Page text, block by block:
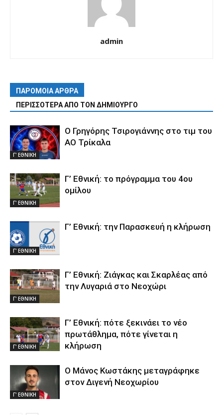
admin
ΠΑΡΟΜΟΙΑ ΑΡΘΡΑ
ΠΕΡΙΣΣΟΤΕΡΑ ΑΠΟ ΤΟΝ ΔΗΜΙΟΥΡΓΟ
Γ' ΕΘΝΙΚΗ
Ο Γρηγόρης Τσιρογιάννης στο τιμ του
ΑΟ Τρίκαλα
Γ' ΕΘΝΙΚΗ
Γ’ Εθνική: το πρόγραμμα του 4ου
ομίλου
Γ' ΕΘΝΙΚΗ
Γ’ Εθνική: την Παρασκευή η κλήρωση
Γ' ΕΘΝΙΚΗ
Γ’ Εθνική: Ζιάγκας και Σκαρλέας από
την Λυγαριά στο Νεοχώρι
Γ' ΕΘΝΙΚΗ
Γ’ Εθνική: πότε ξεκινάει το νέο
πρωτάθλημα, πότε γίνεται η
κλήρωση
Γ' ΕΘΝΙΚΗ
Ο Μάνος Κωστάκης μεταγράφηκε
στον Διγενή Νεοχωρίου